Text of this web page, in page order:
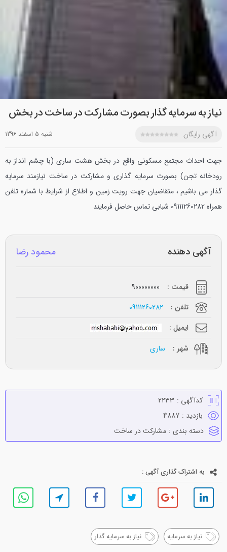
نیاز به سرمایه گذار بصورت مشارکت در ساخت در بخش
آگهی رایگان شنبه 5 اسفند 1396
جهت احداث مجتمع مسکونی واقع در بخش هشت ساری (با چشم انداز به
رودخانه تجن) بصورت سرمایه گذاری و مشارکت در ساخت نیازمند سرمایه
گذار می باشیم ، متقاضیان جهت رویت زمین و اطلاع از شرایط با شماره تلفن
همراه 09111260282 شبابی تماس حاصل فرمایند
آگهی دهنده محمود رضا
قیمت :
900000000
تلفن :
09111260282
ایمیل :
شهر :
ساری
کدآگهی : 2233
بازدید : 4887
دسته بندی : مشاركت در ساخت
به اشتراک گذاری آگهی :
نیاز به سرمایه نیاز به سرمایه گذار